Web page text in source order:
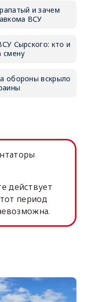
и зачем
ВСУ
Сырского: кто и
смену
обороны вскрыло
действует
период